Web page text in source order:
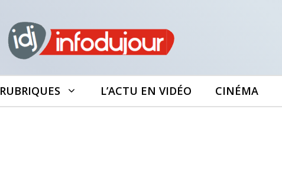
RUBRIQUES L’ACTU EN VIDÉO CINÉMA